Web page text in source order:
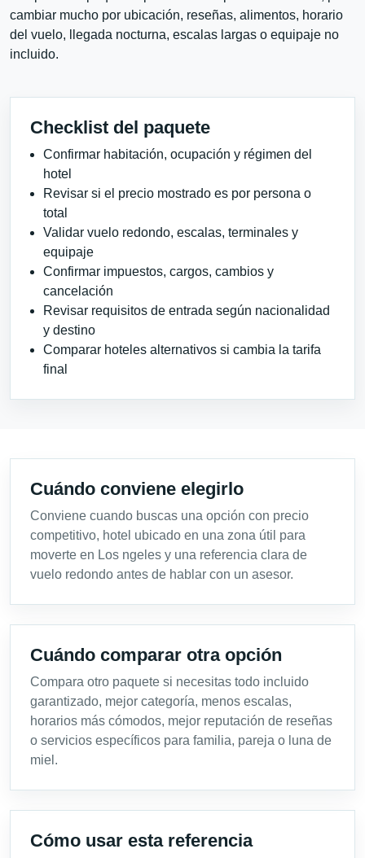
cambiar mucho por ubicación, reseñas, alimentos, horario
del vuelo, llegada nocturna, escalas largas o equipaje no
incluido.
Checklist del paquete
Confirmar habitación, ocupación y régimen del
hotel
Revisar si el precio mostrado es por persona o
total
Validar vuelo redondo, escalas, terminales y
equipaje
Confirmar impuestos, cargos, cambios y
cancelación
Revisar requisitos de entrada según nacionalidad
y destino
Comparar hoteles alternativos si cambia la tarifa
final
Cuándo conviene elegirlo
Conviene cuando buscas una opción con precio
competitivo, hotel ubicado en una zona útil para
moverte en Los ngeles y una referencia clara de
vuelo redondo antes de hablar con un asesor.
Cuándo comparar otra opción
Compara otro paquete si necesitas todo incluido
garantizado, mejor categoría, menos escalas,
horarios más cómodos, mejor reputación de reseñas
o servicios específicos para familia, pareja o luna de
miel.
Cómo usar esta referencia